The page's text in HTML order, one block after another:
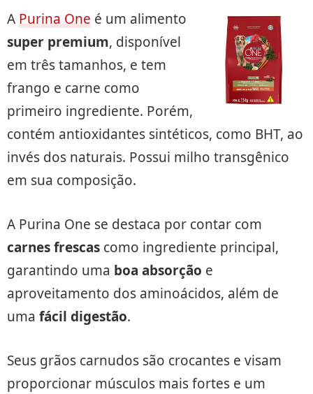
APurina One é um alimento
super premium, disponível
em três tamanhos, e tem
frango e carne como
primeiro ingrediente. Porém,
contém antioxidantes sintéticos, como BHT, ao
invés dos naturais. Possui milho transgênico
em sua composição.
A Purina One se destaca por contar com
carnes frescas como ingrediente principal,
garantindo uma boa absorção e
aproveitamento dos aminoácidos, além de
uma fácil digestão.
Seus grãos carnudos são crocantes e visam
proporcionar músculos mais fortes e um